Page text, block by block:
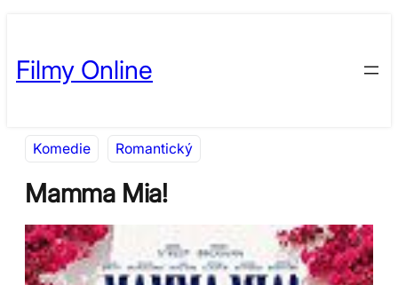
obsah
content
Filmy Online
Komedie Romantický
Mamma Mia!